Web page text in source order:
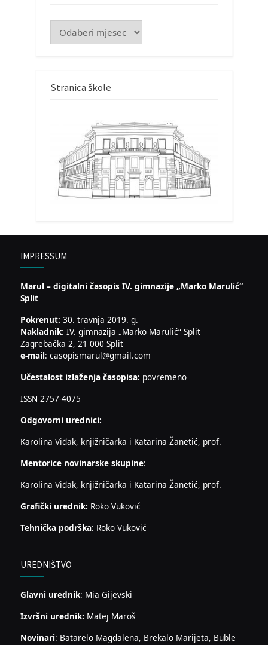
Arhiva
Stranica škole
IMPRESSUM
Marul – digitalni časopis IV. gimnazije „Marko Marulić“
Split
Pokrenut: 30. travnja 2019. g.
Nakladnik: IV. gimnazija „Marko Marulić“ Split
Zagrebačka 2, 21 000 Split
e-mail: casopismarul@gmail.com
Učestalost izlaženja časopisa: povremeno
ISSN 2757-4075
Odgovorni urednici:
Karolina Viđak, knjižničarka i Katarina Žanetić, prof.
Mentorice novinarske skupine:
Karolina Viđak, knjižničarka i Katarina Žanetić, prof.
Grafički urednik: Roko Vuković
Tehnička podrška: Roko Vuković
UREDNIŠTVO
Glavni urednik: Mia Gijevski
Izvršni urednik: Matej Maroš
Novinari: Batarelo Magdalena, Brekalo Marijeta, Buble